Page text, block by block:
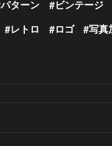
パターン ビンテージ
レトロ ロゴ 写真